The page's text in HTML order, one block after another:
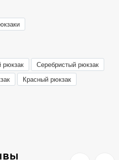
рюкзак
Серебристый рюкзак
Красный рюкзак